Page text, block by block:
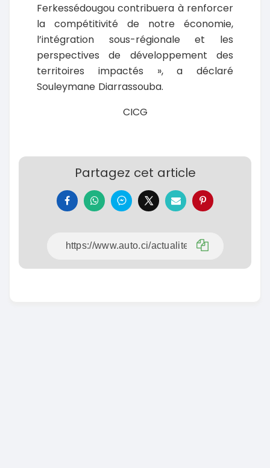
Ferkessédougou contribuera à renforcer
la compétitivité de notre économie,
l’intégration sous-régionale et les
perspectives de développement des
territoires impactés », a déclaré
Souleymane Diarrassouba.
CICG
Partagez cet article